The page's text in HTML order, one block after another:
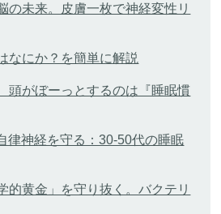
の未来。皮膚一枚で神経変性リ
なにか？を簡単に解説
頭がぼーっとするのは『睡眠慣
律神経を守る：30-50代の睡眠
的黄金」を守り抜く。バクテリ